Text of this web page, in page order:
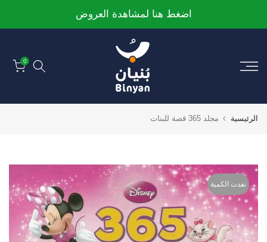
إلى
اضغط هنا لمشاهدة العروض
0
الرئيسية مجلد 365 قصة للبنات
نفدت الكمية